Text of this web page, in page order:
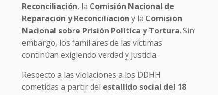
Reconciliación, la Comisión Nacional de
Reparación y Reconciliación y la Comisión
Nacional sobre Prisión Política y Tortura. Sin
embargo, los familiares de las víctimas
continúan exigiendo verdad y justicia.
Respecto a las violaciones a los DDHH
cometidas a partir del estallido social del 18